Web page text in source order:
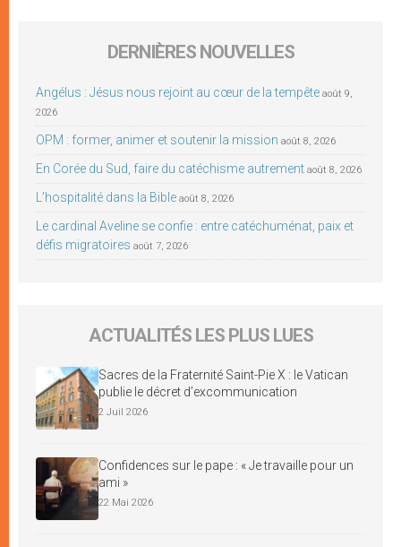
DERNIÈRES NOUVELLES
Angélus : Jésus nous rejoint au cœur de la tempête août 9,
2026
OPM : former, animer et soutenir la mission août 8, 2026
En Corée du Sud, faire du catéchisme autrement août 8, 2026
L’hospitalité dans la Bible août 8, 2026
Le cardinal Aveline se confie : entre catéchuménat, paix et
défis migratoires août 7, 2026
ACTUALITÉS LES PLUS LUES
Sacres de la Fraternité Saint-Pie X : le Vatican
publie le décret d’excommunication
2 Juil 2026
Confidences sur le pape : « Je travaille pour un
ami »
22 Mai 2026